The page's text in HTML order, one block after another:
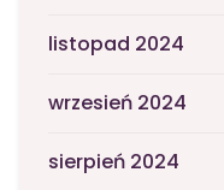
listopad 2024
wrzesień 2024
sierpień 2024